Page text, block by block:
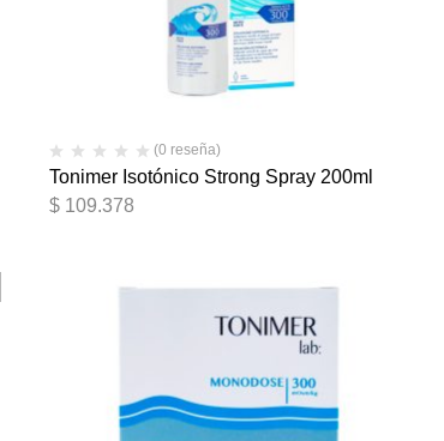
(0 reseña)
Tonimer Isotónico Strong Spray 200ml
$ 109.378